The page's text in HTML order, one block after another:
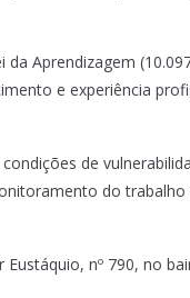
da Aprendizagem
e experiência
de
do
nº 790, no